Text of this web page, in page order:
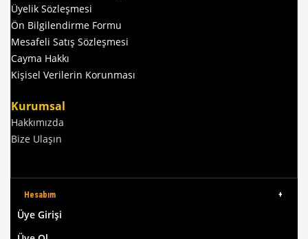
Üyelik Sözleşmesi
Ön Bilgilendirme Formu
Mesafeli Satış Sözleşmesi
Cayma Hakkı
Kişisel Verilerin Korunması
Kurumsal
Hakkımızda
Bize Ulaşın
Hesabım
Üye Girişi